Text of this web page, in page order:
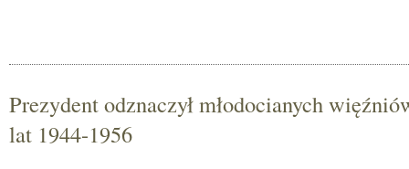
Prezydent odznaczył młodocianych
lat 1944-1956